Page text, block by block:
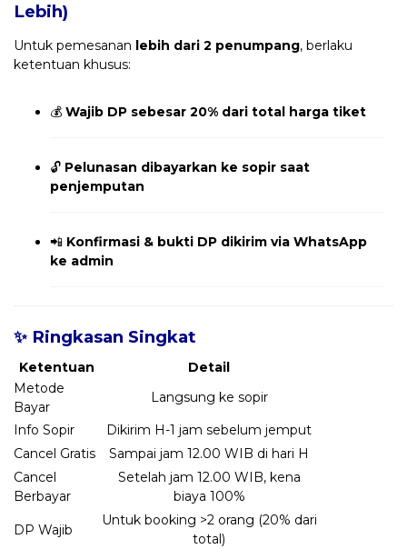
Lebih)
Untuk pemesanan lebih dari 2 penumpang, berlaku
ketentuan khusus:
💰 Wajib DP sebesar 20% dari total harga tiket
🔓 Pelunasan dibayarkan ke sopir saat
penjemputan
📲 Konfirmasi & bukti DP dikirim via WhatsApp
ke admin
✨ Ringkasan Singkat
Ketentuan
Detail
Metode
Bayar
Langsung ke sopir
Info Sopir
Dikirim H-1 jam sebelum jemput
Cancel Gratis
Sampai jam 12.00 WIB di hari H
Cancel
Berbayar
Setelah jam 12.00 WIB, kena
biaya 100%
DP Wajib
Untuk booking >2 orang (20% dari
total)